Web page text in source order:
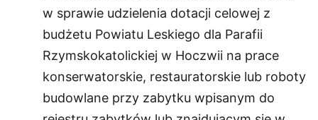
w sprawie udzielenia dotacji celowej z
budżetu Powiatu Leskiego dla Parafii
Rzymskokatolickiej w Hoczwii na prace
konserwatorskie, restauratorskie lub roboty
budowlane przy zabytku wpisanym do